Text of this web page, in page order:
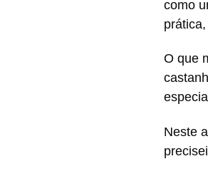
como
O que
Neste